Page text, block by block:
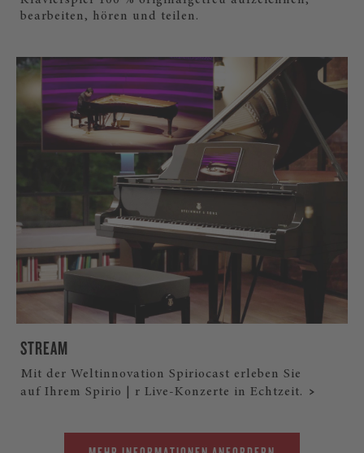
bearbeiten, hören und teilen.
STREAM
Mit der Weltinnovation Spiriocast erleben Sie
auf Ihrem Spirio | r Live-Konzerte in Echtzeit.